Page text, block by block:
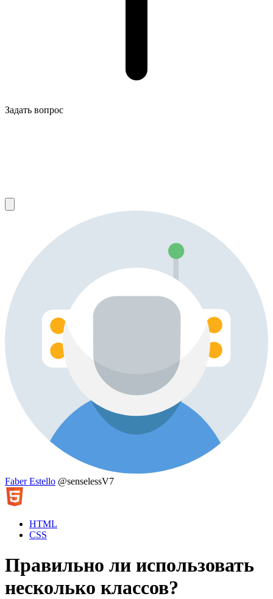
Задать вопрос
Faber Estello @senselessV7
HTML
CSS
Правильно ли использовать
несколько классов?